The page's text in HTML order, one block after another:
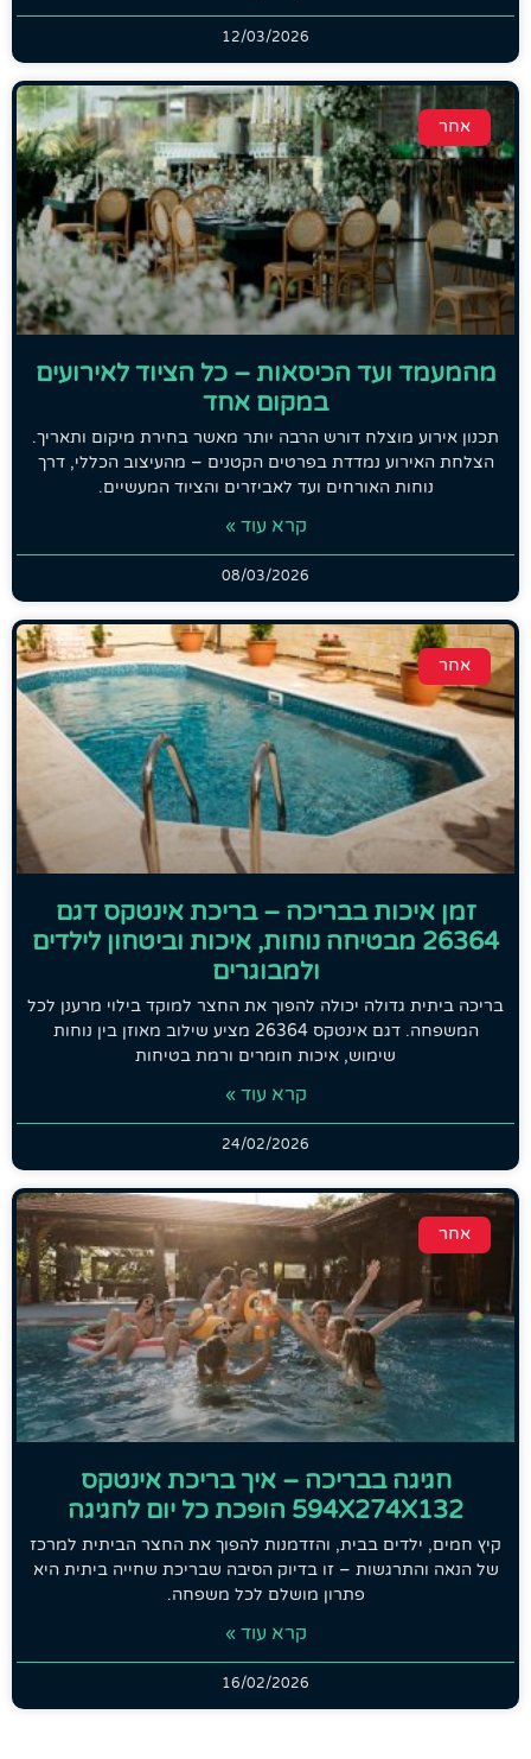
12/03/2026
אחר
מהמעמד ועד הכיסאות – כל הציוד לאירועים
במקום אחד
תכנון אירוע מוצלח דורש הרבה יותר מאשר בחירת מיקום ותאריך.
הצלחת האירוע נמדדת בפרטים הקטנים – מהעיצוב הכללי, דרך
נוחות האורחים ועד לאביזרים והציוד המעשיים.
קרא עוד »
08/03/2026
אחר
זמן איכות בבריכה – בריכת אינטקס דגם
26364 מבטיחה נוחות, איכות וביטחון לילדים
ולמבוגרים
בריכה ביתית גדולה יכולה להפוך את החצר למוקד בילוי מרענן לכל
המשפחה. דגם אינטקס 26364 מציע שילוב מאוזן בין נוחות
שימוש, איכות חומרים ורמת בטיחות
קרא עוד »
24/02/2026
אחר
חגיגה בבריכה – איך בריכת אינטקס
594X274X132 הופכת כל יום לחגיגה
קיץ חמים, ילדים בבית, והזדמנות להפוך את החצר הביתית למרכז
של הנאה והתרגשות – זו בדיוק הסיבה שבריכת שחייה ביתית היא
פתרון מושלם לכל משפחה.
קרא עוד »
16/02/2026